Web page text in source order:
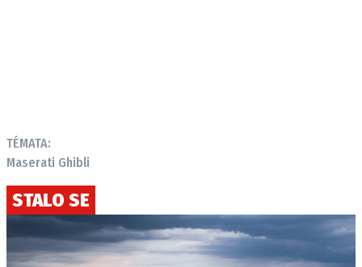
TÉMATA:
Maserati Ghibli
STALO SE